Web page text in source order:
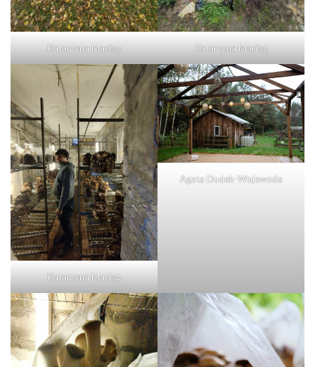
Katarzyna Maciąg Katarzyna Maciąg
Katarzyna Maciąg
Agata Dudek-Wojewoda